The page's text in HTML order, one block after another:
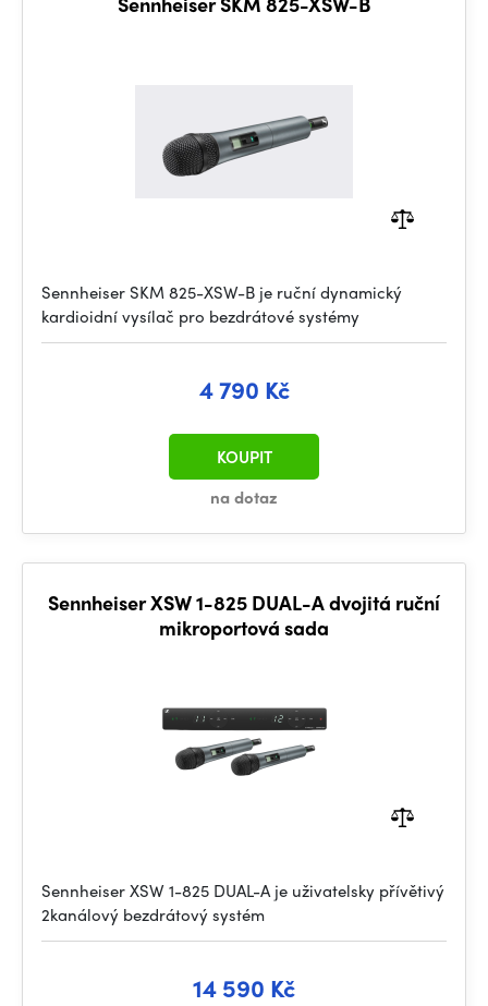
Sennheiser SKM 825-XSW-B je ruční dynamický
kardioidní vysílač pro bezdrátové systémy
4 790 Kč
na dotaz
KOUPIT
Sennheiser XSW 1-825 DUAL-A dvojitá ruční
mikroportová sada
Sennheiser XSW 1-825 DUAL-A je uživatelsky přívětivý
2kanálový bezdrátový systém
14 590 Kč